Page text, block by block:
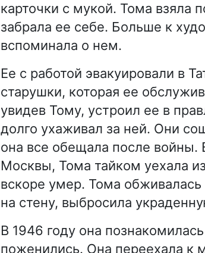
карточки с мукой. Тома взяла
забрала ее себе. Больше к
вспоминала о нем.
Ее с работой эвакуировали в
старушки, которая ее
увидев Тому, устроил ее в
долго ухаживал за ней. Они
она все обещала после войны.
Москвы, Тома тайком уехала
вскоре умер. Тома
на стену, выбросила
В 1946 году она
поженились. Она переехала к